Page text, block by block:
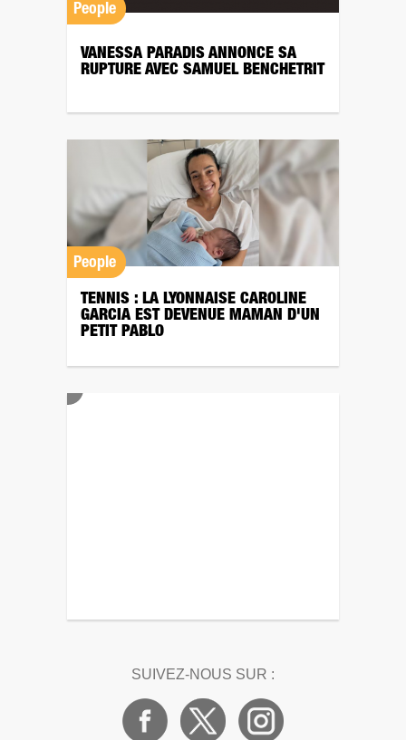
People
VANESSA PARADIS ANNONCE SA
RUPTURE AVEC SAMUEL BENCHETRIT
People
TENNIS : LA LYONNAISE CAROLINE
GARCIA EST DEVENUE MAMAN D'UN
PETIT PABLO
SUIVEZ-NOUS SUR :